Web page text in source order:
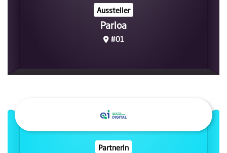
Aussteller
Parloa
#01
PartnerIn